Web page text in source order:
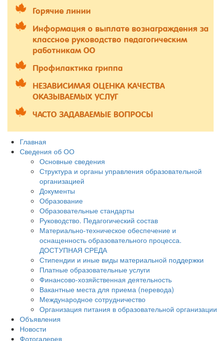
Горячие линии
Информация о выплате вознаграждения за
классное руководство педагогическим
работникам ОО
Профилактика гриппа
НЕЗАВИСИМАЯ ОЦЕНКА КАЧЕСТВА
ОКАЗЫВАЕМЫХ УСЛУГ
ЧАСТО ЗАДАВАЕМЫЕ ВОПРОСЫ
Главная
Сведения об ОО
Основные сведения
Структура и органы управления образовательной
организацией
Документы
Образование
Образовательные стандарты
Руководство. Педагогический состав
Материально-техническое обеспечение и
оснащенность образовательного процесса.
ДОСТУПНАЯ СРЕДА
Стипендии и иные виды материальной поддержки
Платные образовательные услуги
Финансово-хозяйственная деятельность
Вакантные места для приема (перевода)
Международное сотрудничество
Организация питания в образовательной организации
Объявления
Новости
Фотогалерея